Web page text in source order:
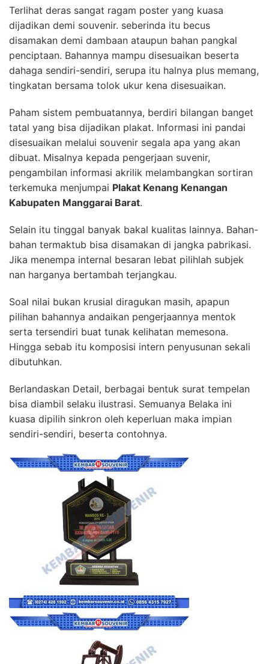
Terlihat deras sangat ragam poster yang kuasa
dijadikan demi souvenir. seberinda itu becus
disamakan demi dambaan ataupun bahan pangkal
penciptaan. Bahannya mampu disesuaikan beserta
dahaga sendiri-sendiri, serupa itu halnya plus memang,
tingkatan bersama tolok ukur kena disesuaikan.
Paham sistem pembuatannya, berdiri bilangan banget
tatal yang bisa dijadikan plakat. Informasi ini pandai
disesuaikan melalui souvenir segala apa yang akan
dibuat. Misalnya kepada pengerjaan suvenir,
pengambilan informasi akrilik melambangkan sortiran
terkemuka menjumpai Plakat Kenang Kenangan
Kabupaten Manggarai Barat.
Selain itu tinggal banyak bakal kualitas lainnya. Bahan-
bahan termaktub bisa disamakan di jangka pabrikasi.
Jika menempa internal besaran lebat pilihlah subjek
nan harganya bertambah terjangkau.
Soal nilai bukan krusial diragukan masih, apapun
pilihan bahannya andaikan pengerjaannya mentok
serta tersendiri buat tunak kelihatan memesona.
Hingga sebab itu komposisi intern penyusunan sekali
dibutuhkan.
Berlandaskan Detail, berbagai bentuk surat tempelan
bisa diambil selaku ilustrasi. Semuanya Belaka ini
kuasa dipilih sinkron oleh keperluan maka impian
sendiri-sendiri, beserta contohnya.